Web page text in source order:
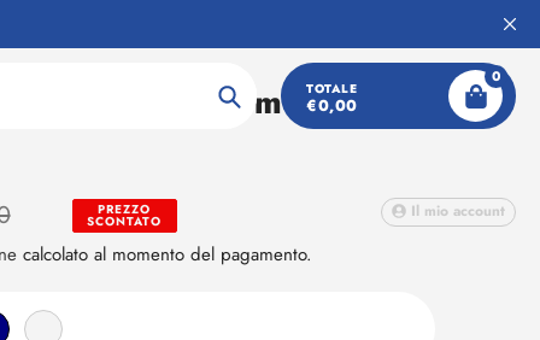
Ricerca
TOTALE
€0,00
0
Il mio account
SCI DONNA modello
PREZZO
SCONTATO
calcolato al momento del pagamento.